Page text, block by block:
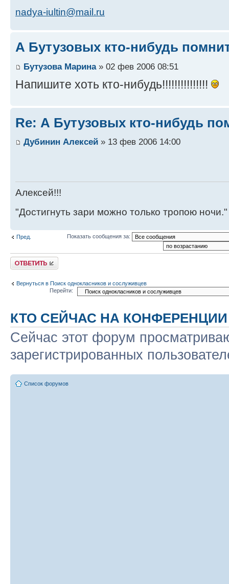
nadya-iultin@mail.ru
А Бутузовых кто-нибудь
Бутузова Марина» 02 фев 2006 08:51
Напишите хоть кто-нибудь!!!!!!!!!!!!!!!
Re: А Бутузовых кто-нибудь
Дубинин Алексей » 13 фев 2006 14:00
Алексей!!!
"Достигнуть зари можно только тропою ночи."
Пред. Показать сообщения за:
Ответить
Вернуться в Поиск однокласников и сослуживцев
Перейти:
КТО СЕЙЧАС НА КОНФЕРЕНЦИИ
Сейчас этот форум
зарегистрированных
Список форумов